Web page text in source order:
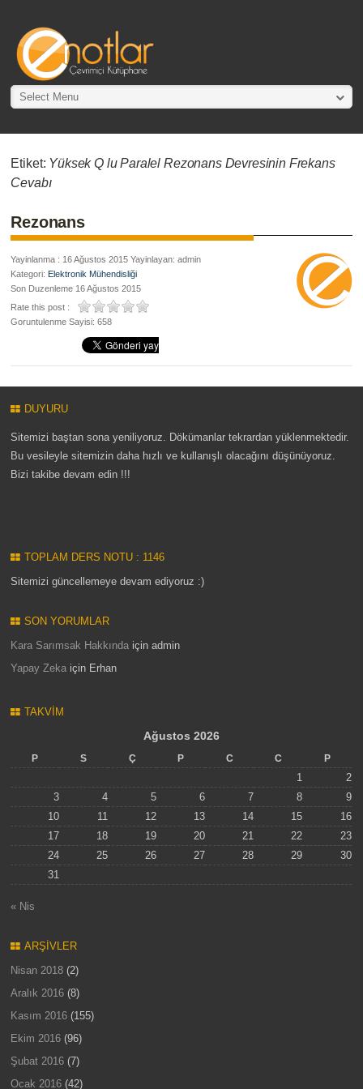
Select Menu
Etiket: Yüksek Q lu Paralel Rezonans Devresinin Frekans
Cevabı
Rezonans
Yayinlanma : 16 Ağustos 2015 Yayinlayan: admin
Kategori: Elektronik Mühendisliği
Son Duzenleme 16 Ağustos 2015
Rate this post :
Goruntulenme Sayisi: 658
DUYURU
Sitemizi baştan sona yeniliyoruz. Dökümanlar tekrardan yüklenmektedir.
Bu vesileyle sitemizin daha hızlı ve kullanışlı olacağını düşünüyoruz.
Bizi takibe devam edin !!!
TOPLAM DERS NOTU : 1146
Sitemizi güncellemeye devam ediyoruz :)
SON YORUMLAR
Kara Sarımsak Hakkında içinadmin
Yapay Zeka için Erhan
TAKVIM
Ağustos 2026
P S Ç P C C P
1
2
3
4 5 6 7 8
9
10
11 12 13 14 15
16
17
18 19 20 21 22
23
24
25 26 27 28 29
30
31
« Nis
ARŞIVLER
Nisan 2018 (2)
Aralık 2016 (8)
Kasım 2016 (155)
Ekim 2016 (96)
Şubat 2016 (7)
Ocak 2016 (42)